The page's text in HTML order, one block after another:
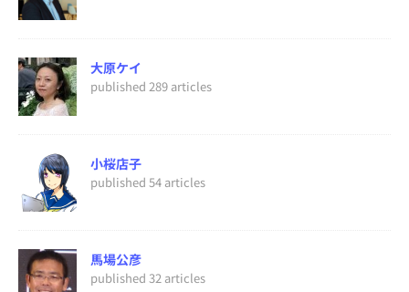
大原ケイ
published 289 articles
小桜店子
published 54 articles
馬場公彦
published 32 articles